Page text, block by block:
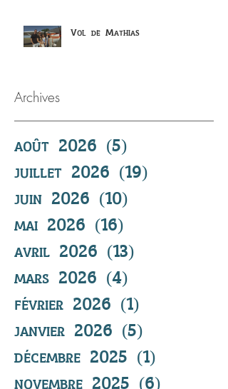
Vol de Mathias
Archives
août 2026 (5)
juillet 2026 (19)
juin 2026 (10)
mai 2026 (16)
avril 2026 (13)
mars 2026 (4)
février 2026 (1)
janvier 2026 (5)
décembre 2025 (1)
novembre 2025 (6)